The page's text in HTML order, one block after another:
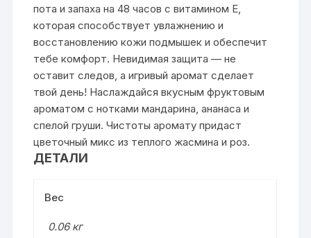
пота и запаха на 48 часов с витамином Е,
которая способствует увлажнению и
восстановлению кожи подмышек и обеспечит
тебе комфорт. Невидимая защита — не
оставит следов, а игривый аромат сделает
твой день! Наслаждайся вкусным фруктовым
ароматом с нотками мандарина, ананаса и
спелой груши. Чистоты аромату придаст
цветочный микс из теплого жасмина и роз.
ДЕТАЛИ
Вес
0.06 кг